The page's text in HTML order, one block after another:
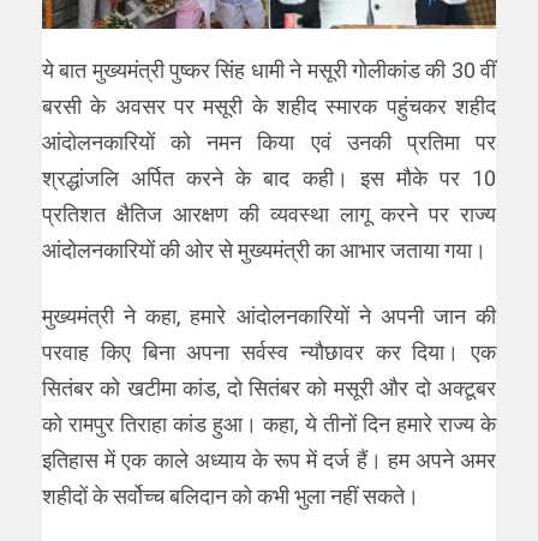
ये बात मुख्यमंत्री पुष्कर सिंह धामी ने मसूरी गोलीकांड की 30 वीं
बरसी के अवसर पर मसूरी के शहीद स्मारक पहुंचकर शहीद
आंदोलनकारियों को नमन किया एवं उनकी प्रतिमा पर
श्रद्धांजलि अर्पित करने के बाद कही। इस मौके पर 10
प्रतिशत क्षैतिज आरक्षण की व्यवस्था लागू करने पर राज्य
आंदोलनकारियों की ओर से मुख्यमंत्री का आभार जताया गया।
मुख्यमंत्री ने कहा, हमारे आंदोलनकारियों ने अपनी जान की
परवाह किए बिना अपना सर्वस्व न्यौछावर कर दिया। एक
सितंबर को खटीमा कांड, दो सितंबर को मसूरी और दो अक्टूबर
को रामपुर तिराहा कांड हुआ। कहा, ये तीनों दिन हमारे राज्य के
इतिहास में एक काले अध्याय के रूप में दर्ज हैं। हम अपने अमर
शहीदों के सर्वोच्च बलिदान को कभी भुला नहीं सकते।